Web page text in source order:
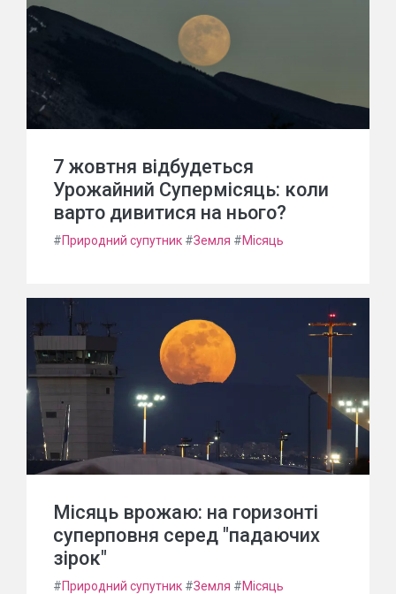
7 жовтня відбудеться
Урожайний Супермісяць: коли
варто дивитися на нього?
#Природний супутник #Земля #Місяць
Місяць врожаю: на горизонті
суперповня серед "падаючих
зірок"
#Природний супутник #Земля #Місяць